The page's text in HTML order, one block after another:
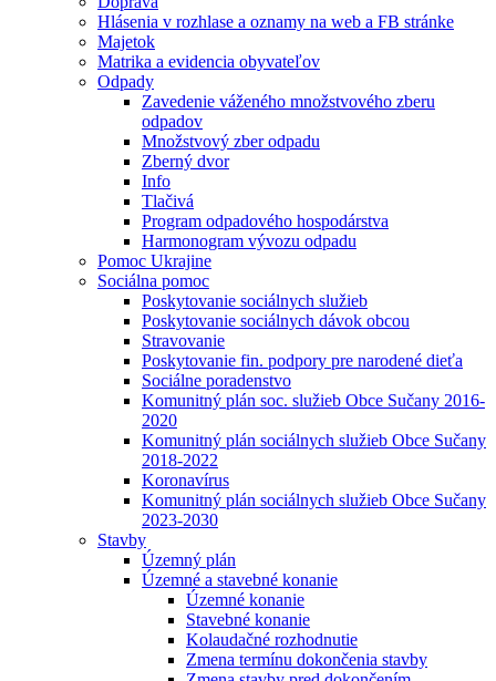
Hlásenia v rozhlase a oznamy na web a FB stránke
Majetok
Matrika a evidencia obyvateľov
Odpady
Zavedenie váženého množstvového zberu
odpadov
Množstvový zber odpadu
Zberný dvor
Info
Tlačivá
Program odpadového hospodárstva
Harmonogram vývozu odpadu
Pomoc Ukrajine
Sociálna pomoc
Poskytovanie sociálnych služieb
Poskytovanie sociálnych dávok obcou
Stravovanie
Poskytovanie fin. podpory pre narodené dieťa
Sociálne poradenstvo
Komunitný plán soc. služieb Obce Sučany 2016-
2020
Komunitný plán sociálnych služieb Obce Sučany
2018-2022
Koronavírus
Komunitný plán sociálnych služieb Obce Sučany
2023-2030
Stavby
Územný plán
Územné a stavebné konanie
Územné konanie
Stavebné konanie
Kolaudačné rozhodnutie
Zmena termínu dokončenia stavby